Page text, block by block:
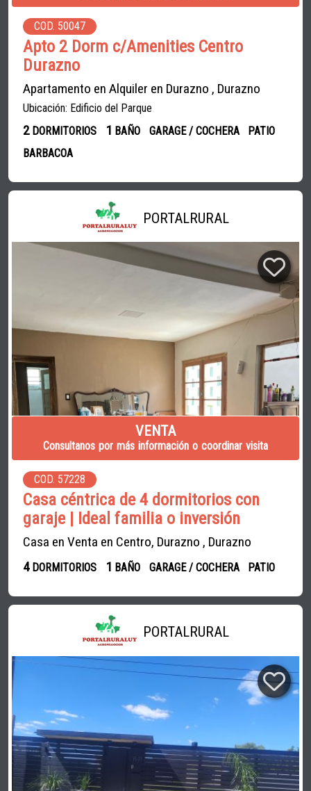
COD. 50047
Apto 2 Dorm c/Amenities Centro
Durazno
Apartamento en Alquiler en Durazno , Durazno
Ubicación: Edificio del Parque
2DORMITORIOS 1 BAÑO GARAGE / COCHERA
PATIO
BARBACOA
PORTALRURAL
VENTA
Consultanos por más información o coordinar visita
COD. 57228
Casa céntrica de 4 dormitorios con
garaje | Ideal familia o inversión
Casa en Venta en Centro, Durazno , Durazno
4DORMITORIOS 1 BAÑO GARAGE / COCHERA PATIO
PORTALRURAL